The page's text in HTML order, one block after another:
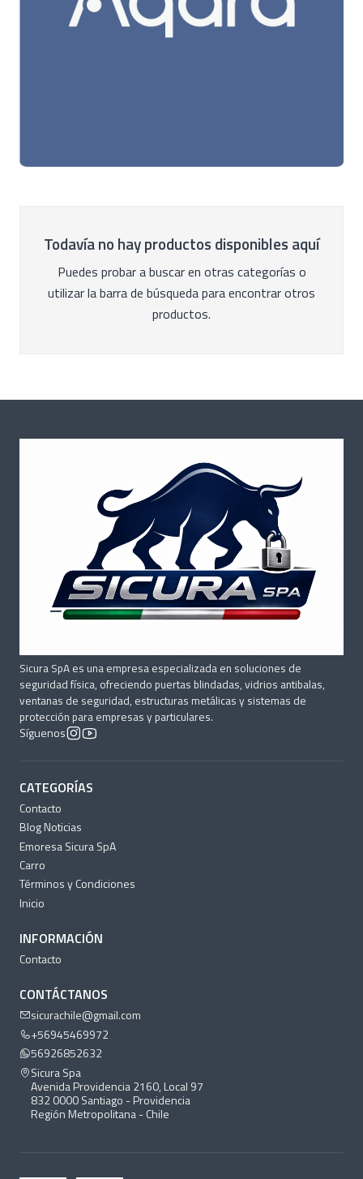
Todavía no hay productos disponibles aquí
Puedes probar a buscar en otras categorías o
utilizar la barra de búsqueda para encontrar otros
productos.
Sicura SpA es una empresa especializada en soluciones de
seguridad física, ofreciendo puertas blindadas, vidrios antibalas,
ventanas de seguridad, estructuras metálicas y sistemas de
protección para empresas y particulares.
Síguenos
CATEGORÍAS
Contacto
Blog Noticias
Emoresa Sicura SpA
Carro
Términos y Condiciones
Inicio
INFORMACIÓN
Contacto
CONTÁCTANOS
sicurachile@gmail.com
+56945469972
56926852632
Sicura Spa
Avenida Providencia 2160, Local 97
832 0000 Santiago - Providencia
Región Metropolitana - Chile